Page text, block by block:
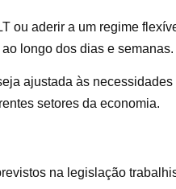
ou aderir a um regime
longo dos dias e semanas.
ajustada às
setores da economia.
na legislação